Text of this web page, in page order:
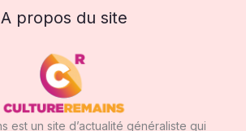
A propos du site
est un site d’actualité généraliste qui